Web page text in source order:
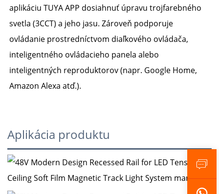
aplikáciu TUYA APP dosiahnuť úpravu trojfarebného
svetla (3CCT) a jeho jasu. Zároveň podporuje
ovládanie prostredníctvom diaľkového ovládača,
inteligentného ovládacieho panela alebo
inteligentných reproduktorov (napr. Google Home,
Amazon Alexa atď.).
Aplikácia produktu